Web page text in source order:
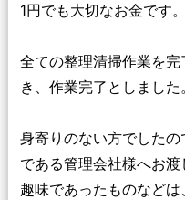
1円でも大切なお金です。
全ての整理清掃作業を
き、作業完了としました。
身寄りのない方でした
である管理会社様へお
趣味であったものなど